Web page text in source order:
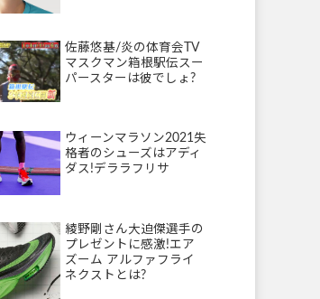
佐藤悠基/炎の体育会TV
マスクマン箱根駅伝スー
パースターは彼でしょ?
ウィーンマラソン2021失
格者のシューズはアディ
ダス!デララフリサ
綾野剛さん大迫傑選手の
プレゼントに感激!エア
ズーム アルファフライ
ネクストとは?